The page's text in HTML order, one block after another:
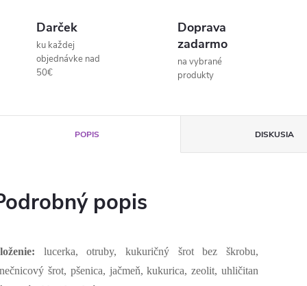
Darček
ku každej
objednávke nad
50€
Doprava
zadarmo
na vybrané
produkty
POPIS DISKUSIA
popis
lucerka, otruby, kukuričný šrot bez škrobu,
šrot, pšenica, jačmeň, kukurica, zeolit, uhličitan